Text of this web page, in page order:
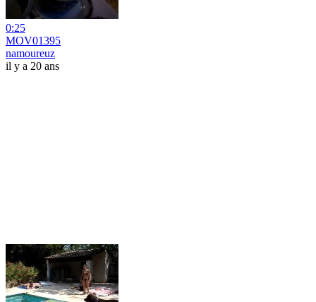
0:25
MOV01395
namoureuz
il y a 20 ans